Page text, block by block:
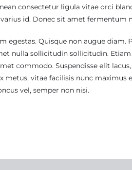
consectetur ligula vitae orci
id. Donec sit amet fermentum
egestas. Quisque non augue diam.
nulla sollicitudin sollicitudin.
commodo. Suspendisse elit
vitae facilisis nunc maximus
vel, semper non nisi.